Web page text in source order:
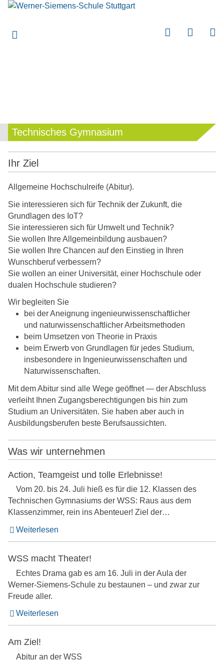
Technisches Gymnasium
Ihr Ziel
Allgemeine Hochschulreife (Abitur).
Sie interessieren sich für Technik der Zukunft, die
Grundlagen des IoT?
Sie interessieren sich für Umwelt und Technik?
Sie wollen Ihre Allgemeinbildung ausbauen?
Sie wollen Ihre Chancen auf den Einstieg in Ihren
Wunschberuf verbessern?
Sie wollen an einer Universität, einer Hochschule oder
dualen Hochschule studieren?
Wir begleiten Sie
bei der Aneignung ingenieurwissenschaftlicher
und naturwissenschaftlicher Arbeitsmethoden
beim Umsetzen von Theorie in Praxis
beim Erwerb von Grundlagen für jedes Studium,
insbesondere in Ingenieurwissenschaften und
Naturwissenschaften.
Mit dem Abitur sind alle Wege geöffnet — der Abschluss
verleiht Ihnen Zugangsberechtigungen bis hin zum
Studium an Universitäten. Sie haben aber auch in
Ausbildungsberufen beste Berufsaussichten.
Was wir unternehmen
Action, Teamgeist und tolle Erlebnisse!
Vom 20. bis 24. Juli hieß es für die 12. Klassen des
Technischen Gymnasiums der WSS: Raus aus dem
Klassenzimmer, rein ins Abenteuer! Ziel der…
Weiterlesen
WSS macht Theater!
Echtes Drama gab es am 16. Juli in der Aula der
Werner-Siemens-Schule zu bestaunen – und zwar zur
Freude aller.
Weiterlesen
Am Ziel!
Abitur an der WSS